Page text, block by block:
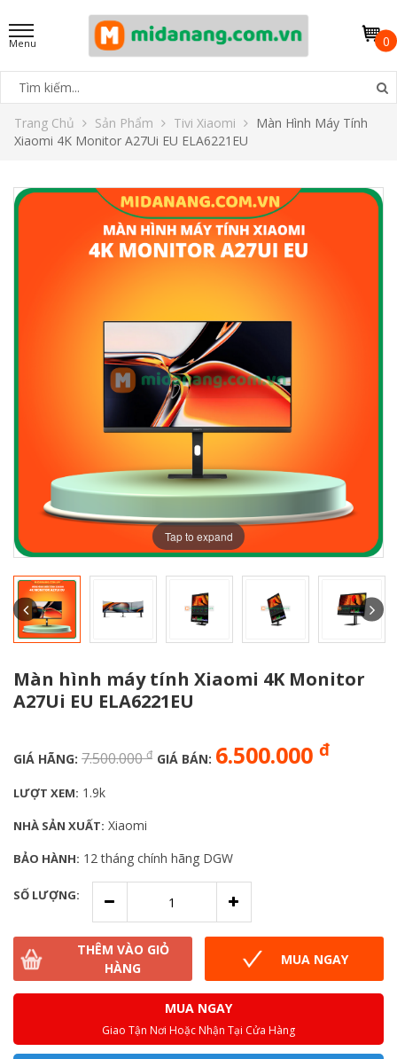
0
Trang Chủ Sản Phẩm Tivi Xiaomi
Màn Hình Máy Tính
Xiaomi 4K Monitor A27Ui EU ELA6221EU
Tap to expand
Màn hình máy tính Xiaomi 4K Monitor
A27Ui EU ELA6221EU
GIÁ HÃNG: 7.500.000đ GIÁ BÁN: 6.500.000 đ
LƯỢT XEM: 1.9k
NHÀ SẢN XUẤT: Xiaomi
BẢO HÀNH: 12 tháng chính hãng DGW
SỐ LƯỢNG:
THÊM VÀO GIỎ
HÀNG
MUA NGAY
MUA NGAY
Giao Tận Nơi Hoặc Nhận Tại Cửa Hàng